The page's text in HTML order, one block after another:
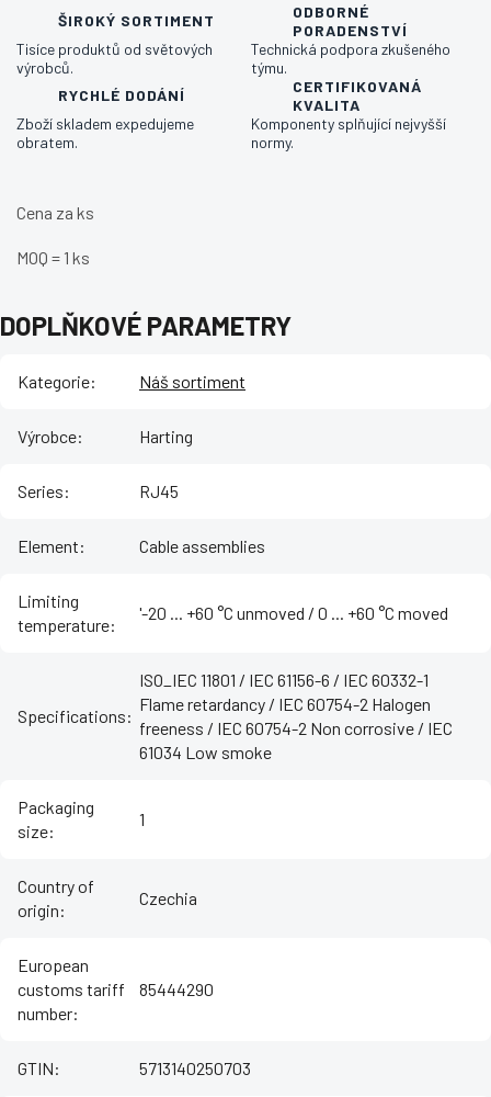
ŠIROKÝ SORTIMENT
Tisíce produktů od světových
výrobců.
ODBORNÉ
PORADENSTVÍ
Technická podpora zkušeného
týmu.
RYCHLÉ DODÁNÍ
Zboží skladem expedujeme
obratem.
CERTIFIKOVANÁ
KVALITA
Komponenty splňující nejvyšší
normy.
Cena za ks
MOQ = 1 ks
DOPLŇKOVÉ PARAMETRY
Kategorie: Náš sortiment
Výrobce: Harting
Series: RJ45
Element: Cable assemblies
Limiting
temperature:
'-20 ... +60 °C unmoved / ‌0 ... +60 °C moved
Specifications:
ISO_IEC 11801 / IEC 61156-6 / IEC 60332-1
Flame retardancy / IEC 60754-2 Halogen
freeness / IEC 60754-2 Non corrosive / IEC
61034 Low smoke
Packaging
size:
1
Country of
origin:
Czechia
European
customs tariff
number:
85444290
GTIN: 5713140250703